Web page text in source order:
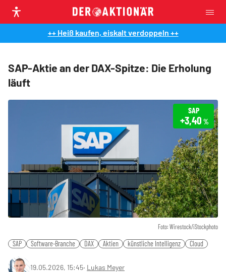
++ Heiß kaufen, eiskalt verdoppeln ++
SAP-Aktie an der DAX-Spitze: Die Erholung
läuft
Foto: Wirestock/iStockphoto
SAP
+3,40 %
SAP Software-Branche DAX Aktien künstliche Intelligenz Cloud
19.05.2026, 15:45‧ Lukas Meyer